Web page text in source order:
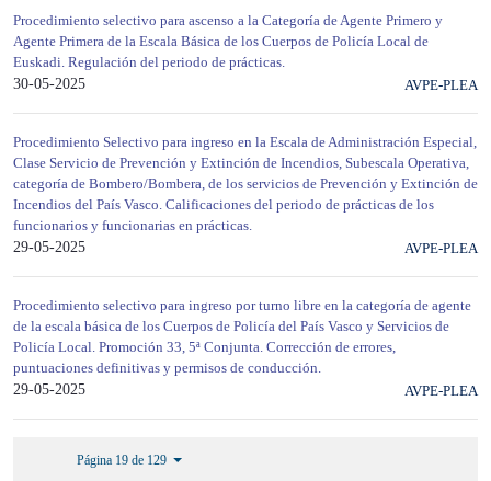
Procedimiento selectivo para ascenso a la Categoría de Agente Primero y
Agente Primera de la Escala Básica de los Cuerpos de Policía Local de
Euskadi. Regulación del periodo de prácticas.
30-05-2025
AVPE-PLEA
Procedimiento Selectivo para ingreso en la Escala de Administración Especial,
Clase Servicio de Prevención y Extinción de Incendios, Subescala Operativa,
categoría de Bombero/Bombera, de los servicios de Prevención y Extinción de
Incendios del País Vasco. Calificaciones del periodo de prácticas de los
funcionarios y funcionarias en prácticas.
29-05-2025
AVPE-PLEA
Procedimiento selectivo para ingreso por turno libre en la categoría de agente
de la escala básica de los Cuerpos de Policía del País Vasco y Servicios de
Policía Local. Promoción 33, 5ª Conjunta. Corrección de errores,
puntuaciones definitivas y permisos de conducción.
29-05-2025
AVPE-PLEA
Página 19 de 129